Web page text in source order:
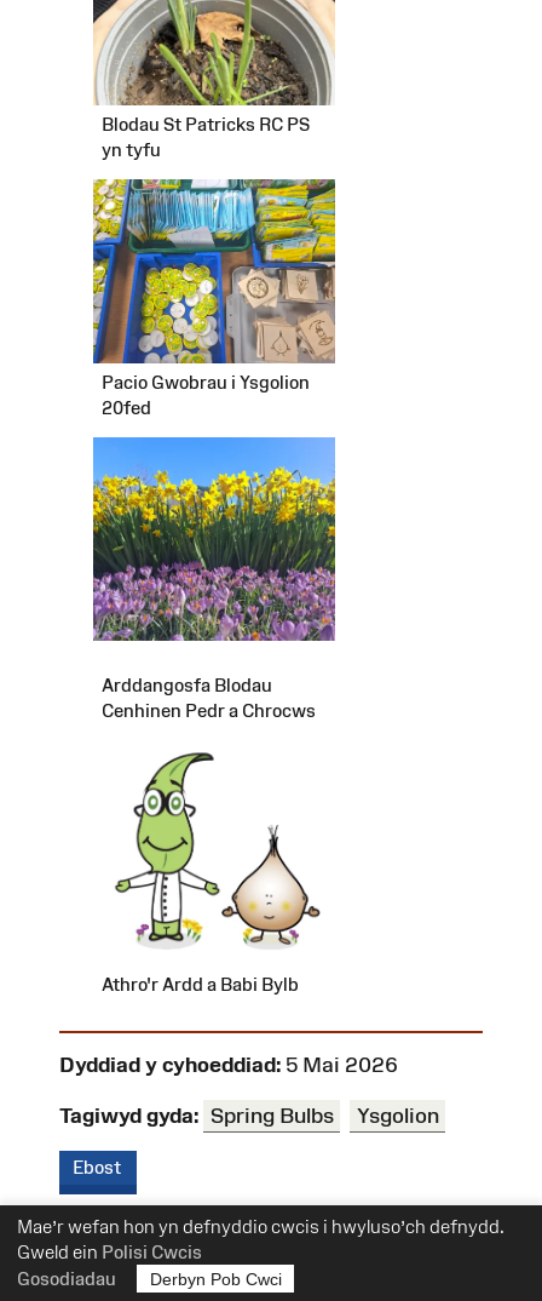
Mae’r wefan hon yn defnyddio cwcis i hwyluso’ch defnydd.
Gweld ein Polisi Cwcis
Gosodiadau
Derbyn Pob Cwci
Blodau St Patricks RC PS
yn tyfu
Pacio Gwobrau i Ysgolion
20fed
Arddangosfa Blodau
Cenhinen Pedr a Chrocws
Athro'r Ardd a Babi Bylb
Dyddiad y cyhoeddiad: 5 Mai 2026
Tagiwyd gyda: Spring Bulbs Ysgolion
Ebost
Data Tywydd ar gyfer Chwefror